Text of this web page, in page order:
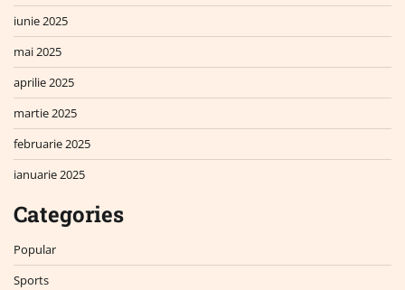
iunie 2025
mai 2025
aprilie 2025
martie 2025
februarie 2025
ianuarie 2025
Categories
Popular
Sports